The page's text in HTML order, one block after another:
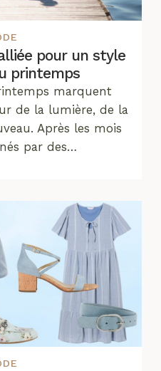
pour un style
printemps
marquent
de la lumière, de la
Après les mois
par des…